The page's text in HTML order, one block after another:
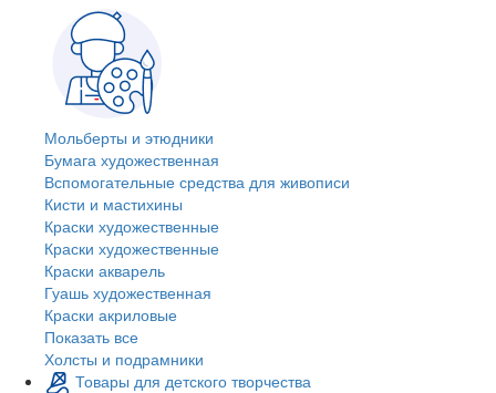
Мольберты и этюдники
Бумага художественная
Вспомогательные средства для живописи
Кисти и мастихины
Краски художественные
Краски художественные
Краски акварель
Гуашь художественная
Краски акриловые
Показать все
Холсты и подрамники
Товары для детского творчества